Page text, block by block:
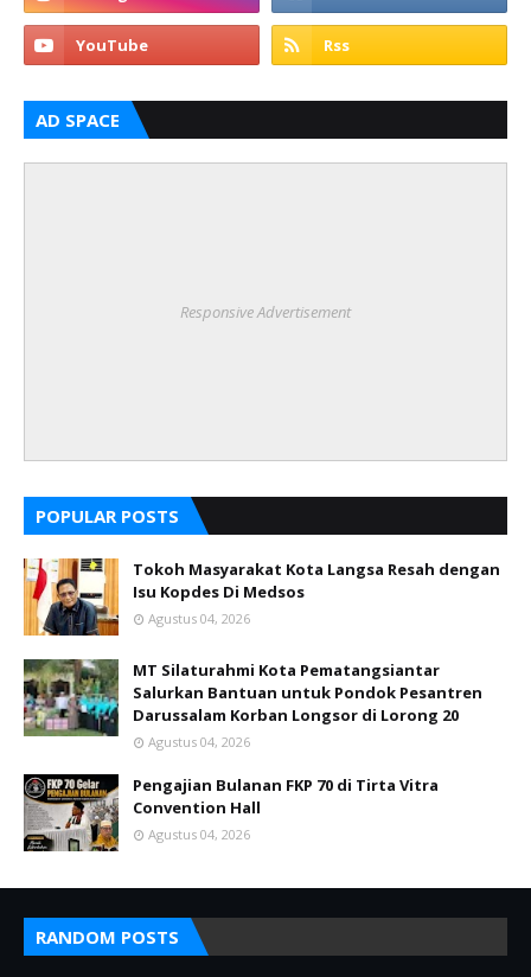
AD SPACE
Responsive Advertisement
POPULAR POSTS
Tokoh Masyarakat Kota Langsa Resah dengan
Isu Kopdes Di Medsos
Agustus 04, 2026
MT Silaturahmi Kota Pematangsiantar
Salurkan Bantuan untuk Pondok Pesantren
Darussalam Korban Longsor di Lorong 20
Agustus 04, 2026
Pengajian Bulanan FKP 70 di Tirta Vitra
Convention Hall
Agustus 04, 2026
RANDOM POSTS